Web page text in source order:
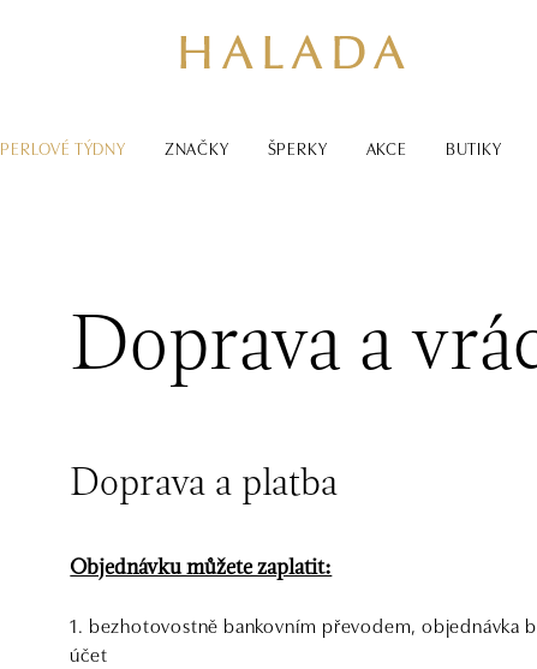
PERLOVÉ TÝDNY ZNAČKY ŠPERKY AKCE BUTIKY
Doprava a
Doprava a platba
Objednávku můžete zaplatit:
1. bezhotovostně bankovním převodem, objednávka
účet